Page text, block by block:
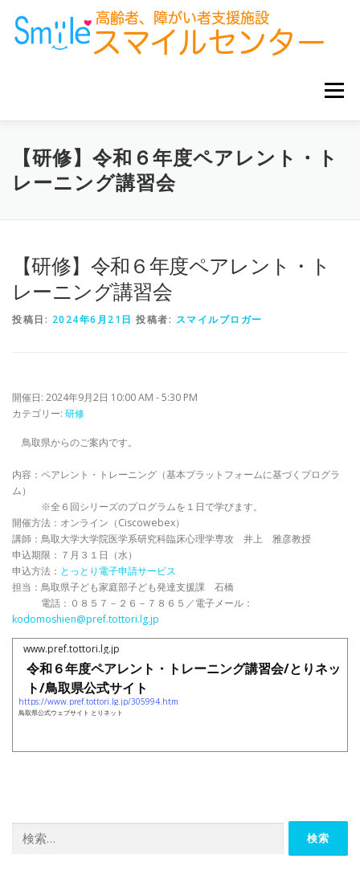
キ
メニュー
ホーム お知らせ サービス事業所 グループ企業
【研修】令和６年度ペアレント・ト
レーニング講習会
【研修】令和６年度ペアレント・ト
レーニング講習会
投稿日: 2024年6月21日 投稿者: スマイルブロガー
開催日: 2024年9月2日 10:00 AM - 5:30 PM
カテゴリー: 研修
鳥取県からのご案内です。
内容：ペアレント・トレーニング（基本プラットフォームに基づくプログラ
ム）
※全６回シリーズのプログラムを１日で学びます。
開催方法：オンライン（Ciscowebex）
講師：鳥取大学大学院医学系研究科臨床心理学専攻 井上 雅彦教授
申込期限：７月３１日（水）
申込方法： とっとり電子申請サービス
担当：鳥取県子ども家庭部子ども発達支援課 石橋
電話：０８５７－２６－７８６５／電子メール：
kodomoshien@pref.tottori.lg.jp
www.pref.tottori.lg.jp
令和６年度ペアレント・トレーニング講習会/とりネッ
ト/鳥取県公式サイト
https://www.pref.tottori.lg.jp/305994.htm
鳥取県公式ウェブサイト とりネット
索: